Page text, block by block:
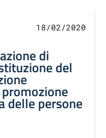
18/02/2020
di
del
delle persone